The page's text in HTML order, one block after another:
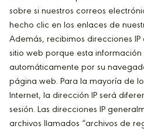
sobre si nuestros correos
hecho clic en los enlaces de
Además, recibimos direcciones IP
sitio web porque esta
automáticamente por su
página web. Para la mayoría de
Internet, la dirección IP será
sesión. Las direcciones IP
archivos llamados “archivos de